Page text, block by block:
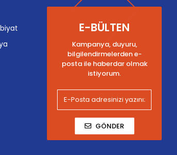
E-BÜLTEN
Kampanya, duyuru,
bilgilendirmelerden e-
posta ile haberdar olmak
istiyorum.
GÖNDER